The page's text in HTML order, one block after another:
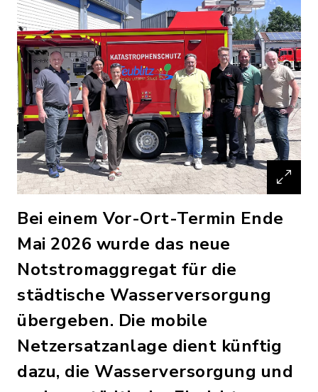
Bei einem Vor-Ort-Termin Ende
Mai 2026 wurde das neue
Notstromaggregat für die
städtische Wasserversorgung
übergeben. Die mobile
Netzersatzanlage dient künftig
dazu, die Wasserversorgung und